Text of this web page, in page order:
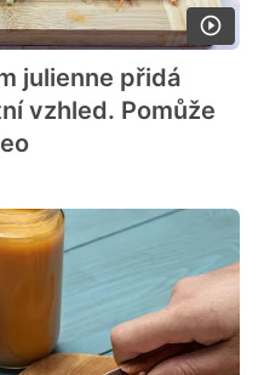
julienne přidá
vzhled. Pomůže